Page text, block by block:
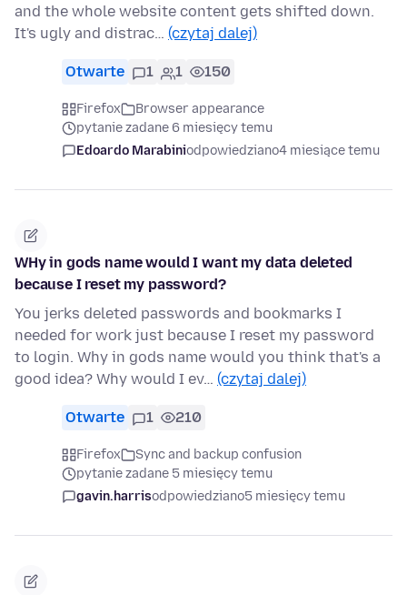
and the whole website content gets shifted down.
It's ugly and distrac… (czytaj dalej)
Otwarte 1 1 150
Firefox
Browser appearance
pytanie zadane 6 miesięcy temu
Edoardo Marabiniodpowiedziano4 miesiące temu
WHy in gods name would I want my data deleted
because I reset my password?
You jerks deleted passwords and bookmarks I
needed for work just because I reset my password
to login. Why in gods name would you think that's a
good idea? Why would I ev… (czytaj dalej)
Otwarte 1 210
Firefox
Sync and backup confusion
pytanie zadane 5 miesięcy temu
gavin.harrisodpowiedziano5 miesięcy temu